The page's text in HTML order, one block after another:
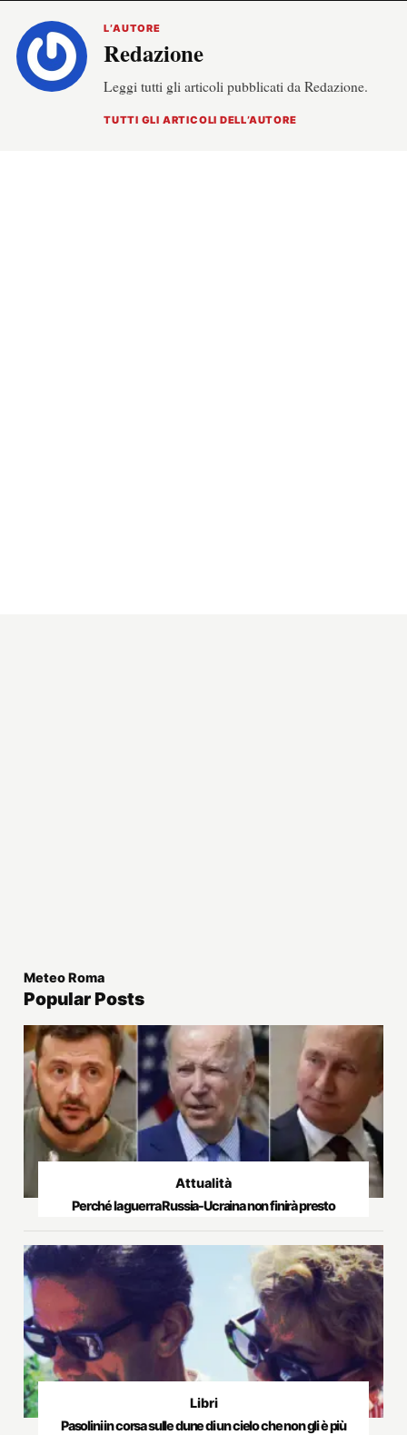
L’AUTORE
Redazione
Leggi tutti gli articoli pubblicati da Redazione.
TUTTI GLI ARTICOLI DELL’AUTORE
Meteo Roma
Popular Posts
Attualità
Perché la guerra Russia-Ucraina non finirà presto
Libri
Pasolini in corsa sulle dune di un cielo che non gli è più